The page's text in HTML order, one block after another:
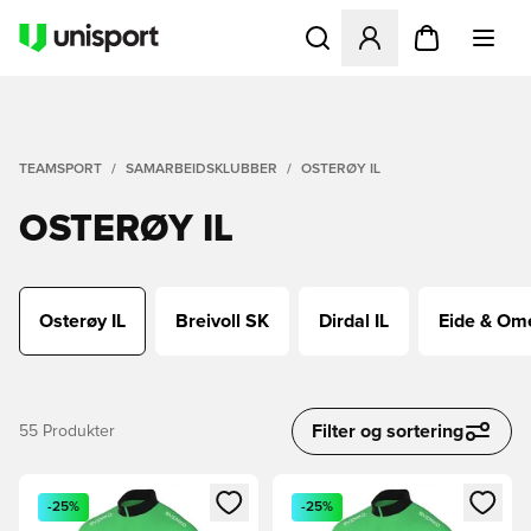
Åpner en Modal for å
TEAMSPORT SAMARBEIDSKLUBBER OSTERØY IL
OSTERØY IL
Osterøy IL Breivoll SK Dirdal IL Eide &
55 Produkter Filter og sortering
Åpner en Modal for å logge inn eller registrere deg som
-25%
Åpner en Modal for å logge
-25%